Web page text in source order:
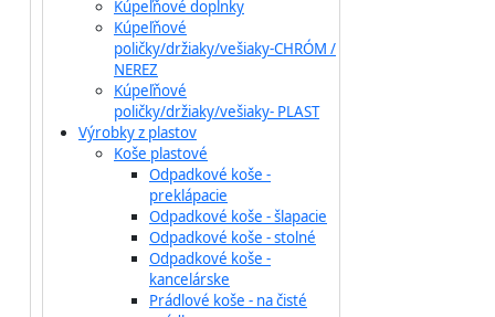
Kúpeľňové doplnky
Kúpeľňové
poličky/držiaky/vešiaky-CHRÓM /
NEREZ
Kúpeľňové
poličky/držiaky/vešiaky- PLAST
Výrobky z plastov
Koše plastové
Odpadkové koše -
preklápacie
Odpadkové koše - šlapacie
Odpadkové koše - stolné
Odpadkové koše -
kancelárske
Prádlové koše - na čisté